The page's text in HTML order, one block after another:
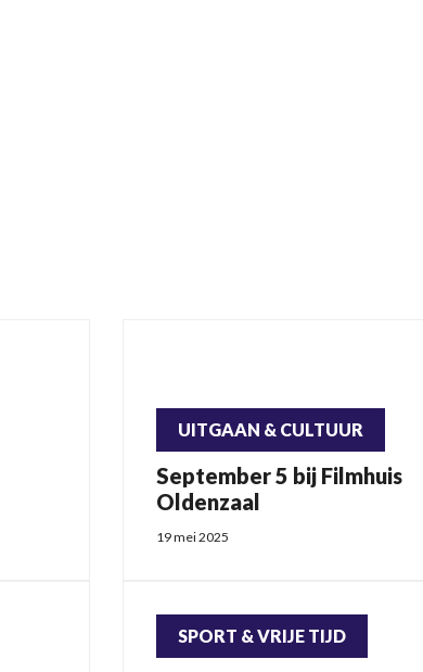
UITGAAN & CULTUUR
September 5 bij Filmhuis
Oldenzaal
19 mei 2025
SPORT & VRIJE TIJD